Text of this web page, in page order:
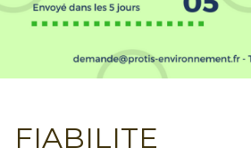
FIABILITE